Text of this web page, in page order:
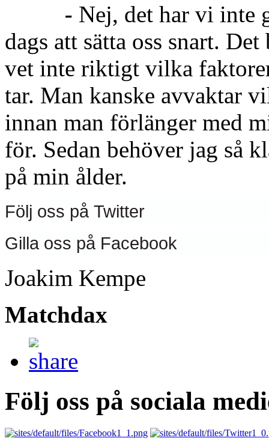
- Nej, det har vi inte
dags att sätta oss snart.
vet inte riktigt vilka
tar. Man kanske avvaktar
innan man förlänger med
för. Sedan behöver jag så
på min ålder.
Följ oss på Twitter
Gilla oss på Facebook
Joakim Kempe
Matchdax
Följ oss på sociala